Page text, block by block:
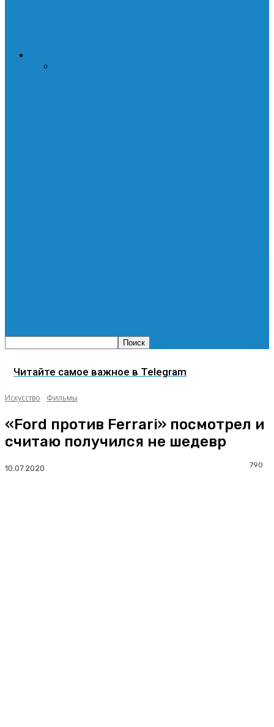
Читайте самое важное в Telegram
Искусство Фильмы
«Ford против Ferrari» посмотрел и
считаю получился не шедевр
790